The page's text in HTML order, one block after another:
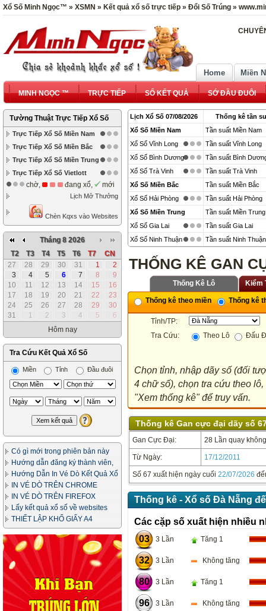
Xổ Số Minh Ngọc™ » XSMN » Kết quả xổ số trực tiếp » Đổi Số Trúng »
Home Miền
MINH NGỌC ™ TRỰC TIẾP SỔ KẾT QUẢ SỚ ĐẦU ĐUÔI
Tường Thuật Trực Tiếp Xổ Số
Trực Tiếp Xổ Số Miền Nam
Trực Tiếp Xổ Số Miền Bắc
Trực Tiếp Xổ Số Miền Trung
Trực Tiếp Xổ Số Vietlott
chờ, đang xổ, mới
Lịch Mở Thưởng
Chèn Kqxs vào Websites
Tháng 8 2026
T2
T3 T4 T5 T6 T7
CN
27
28 29 30 31 1
2
3
4 5 6 7 8
9
10
11 12 13 14 15
16
17
18 19 20 21 22
23
24
25 26 27 28 29
30
31
1 2 3 4 5
6
Hôm nay
Tra Cứu Kết Quả Xổ Số
Miền Tỉnh Đầu đuôi
Có gì mới trong phiên bản này
Hướng dẫn đăng ký thành viên,
in vé dò
Hướng Dẫn In Vé Dò Kết Quả Xổ
SốIN VÉ DÒ TRÊN CHROME
IN VÉ DÒ TRÊN FIREFOX
Lấy kết quả xổ số về websites
của bạn
THIẾT LẬP KHỔ GIẤY A4
Lịch Xổ Số 07/08/2026
Thống kê tần
Xổ Số Miền Nam
Tần suất Miền Nam
Xổ Số Vĩnh Long
Tần suất Vĩnh Long
Xổ Số Bình Dương
Tần suất Bình
Xổ Số Trà Vinh
Tần suất Trà Vinh
Xổ Số Miền Bắc
Tần suất Miền Bắc
Xổ Số Hải Phòng
Tần suất Hải Phòng
Xổ Số Miền Trung
Tần suất Miền Trung
Xổ Số Gia Lai
Tần suất Gia Lai
Xổ Số Ninh Thuận
Tần suất Ninh Thuận
THỐNG KÊ GAN
Thống Kê Lô Kiểm
Thống kê theo miền Thống kê
Tỉnh/TP:
Tra Cứu:
Theo Lô Đấu
Chọn tỉnh, nhập dãy số (đối
4 chữ số), chọn tra cứu theo
"Xem thống kê" để truy vấn.
Thống kê Gan cực đại dãy số
Gan Cực Đại: 28 Lần quay
Từ Ngày: 17/12/2011
Số 67 xuất hiện ngày cuối 22/07/2026
Thống kê - Xổ số Đà Nẵng
Các cặp số xuất hiện nhiều
03
3 Lần Tăng 1
32 3 Lần Không tăng
80 3 Lần Tăng 1
96 3 Lần Không tăng